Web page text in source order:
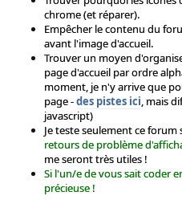
chrome (et réparer).
Empêcher le contenu du
avant l'image d'accueil.
Trouver un moyen
page d'accueil par ordre
moment, je n'y arrive que
page -des pistes ici, mais
javascript)
Je teste seulement ce
retours de problème
me seront très utiles !
Si l'un/e de vous sait coder
précieuse !